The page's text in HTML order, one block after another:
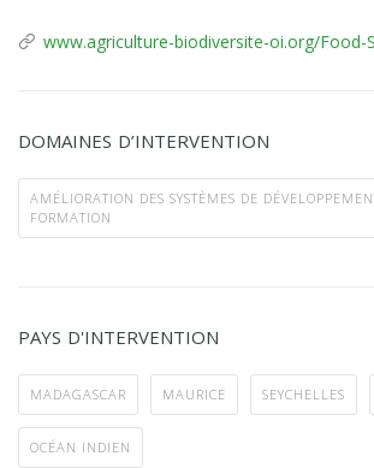
www.agriculture-biodiversite-oi.org/Food-
DOMAINES D’INTERVENTION
AMÉLIORATION DES SYSTÈMES DE
FORMATION
PAYS D'INTERVENTION
MADAGASCAR MAURICE SEYCHELLES
OCÉAN INDIEN